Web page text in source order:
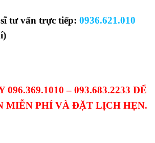
tư vấn trực tiếp: 0936.621.010
096.369.1010 – 093.683.2233 ĐỂ
MIỄN PHÍ VÀ ĐẶT LỊCH HẸN.